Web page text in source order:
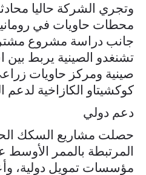
وتجري الشركة حاليا
محطات حاويات في رومانيا
جانب دراسة مشروع
تشنغدو الصينية يربط بين
صينية ومركز حاويات
كوكشيتاو الكازاخية
دعم دولي
حصلت مشاريع السكك
المرتبطة بالممر
مؤسسات تمويل دولية،